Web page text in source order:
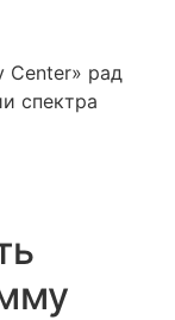
Center» рад
спектра